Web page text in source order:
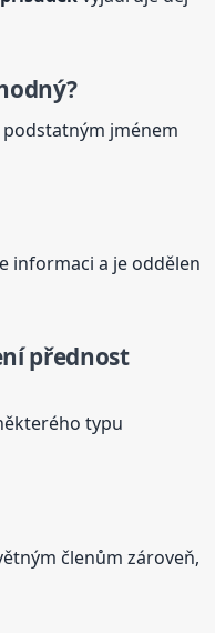
jménem
informaci a je oddělen
přednost
typu
členům zároveň,